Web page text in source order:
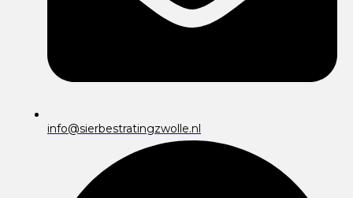
info@sierbestratingzwolle.nl